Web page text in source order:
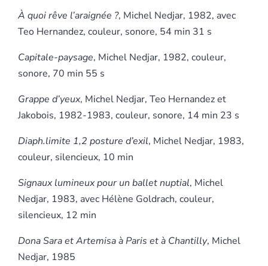
À quoi rêve l’araignée ?, Michel Nedjar, 1982, avec
Teo Hernandez, couleur, sonore, 54 min 31 s
Capitale-paysage, Michel Nedjar, 1982, couleur,
sonore, 70 min 55 s
Grappe d’yeux, Michel Nedjar, Teo Hernandez et
Jakobois, 1982-1983, couleur, sonore, 14 min 23 s
Diaph.limite 1,2 posture d’exil, Michel Nedjar, 1983,
couleur, silencieux, 10 min
Signaux lumineux pour un ballet nuptial, Michel
Nedjar, 1983, avec Hélène Goldrach, couleur,
silencieux, 12 min
Dona Sara et Artemisa à Paris et à Chantilly, Michel
Nedjar, 1985